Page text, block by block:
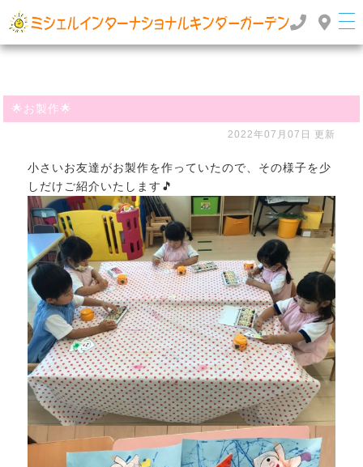
ーガーデン
TOP
🌟お製作🌟
2022年07月07日 更新
小さいお友達がお製作を作っていたので、その様子を少
しだけご紹介いたします🎵